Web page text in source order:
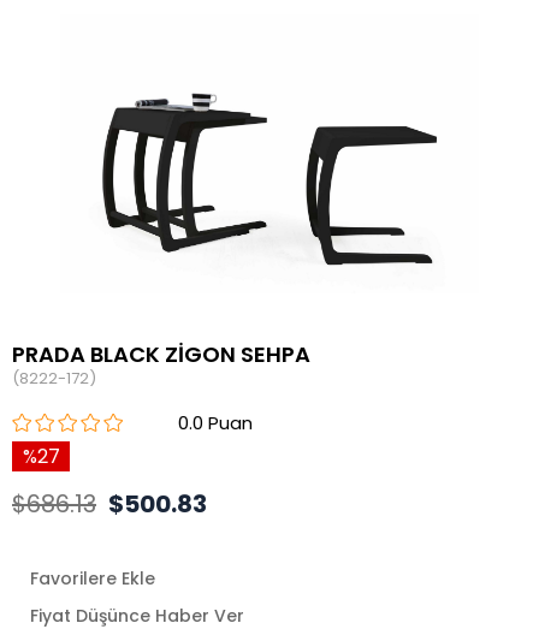
PRADA BLACK ZİGON SEHPA
(8222-172)
0.0
27
$686.13 $500.83
Favorilere Ekle
Fiyat Düşünce Haber Ver